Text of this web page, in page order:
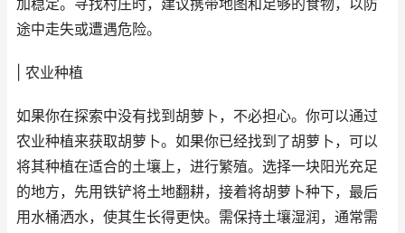
加稳定。寻找村庄时，建议携带地图和足够的食物，以防
途中走失或遭遇危险。
| 农业种植
如果你在探索中没有找到胡萝卜，不必担心。你可以通过
农业种植来获取胡萝卜。如果你已经找到了胡萝卜，可以
将其种植在适合的土壤上，进行繁殖。选择一块阳光充足
的地方，先用铁铲将土地翻耕，接着将胡萝卜种下，最后
用水桶洒水，使其生长得更快。需保持土壤湿润，通常需